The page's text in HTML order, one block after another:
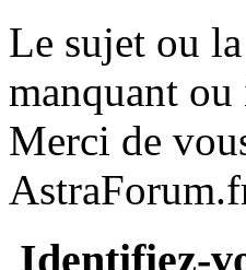
Le sujet ou
manquant
Merci de
Identifiez-